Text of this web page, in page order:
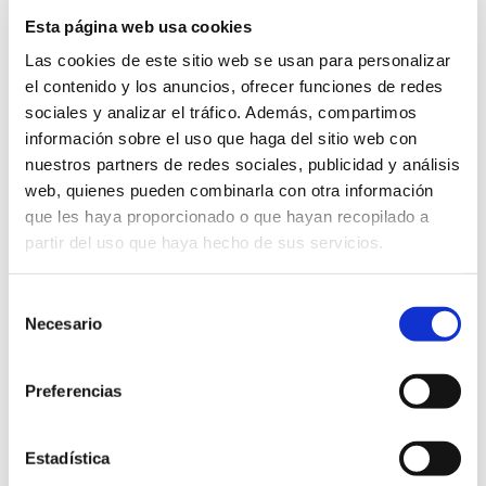
Esta página web usa cookies
Las cookies de este sitio web se usan para personalizar
el contenido y los anuncios, ofrecer funciones de redes
sociales y analizar el tráfico. Además, compartimos
información sobre el uso que haga del sitio web con
nuestros partners de redes sociales, publicidad y análisis
web, quienes pueden combinarla con otra información
que les haya proporcionado o que hayan recopilado a
partir del uso que haya hecho de sus servicios.
Necesario
Preferencias
Estadística
Estatutos y las condiciones fijadas por la Junta
Electoral.
Solicitud del voto por correo: del 22 de julio al 29
de agosto de 2025 en las oficinas del club en el
estadio de El Sadar presentando el DNI y el carnet
de socio.
Envío de la documentación electoral: los días 29 de
agosto al 1 de septiembre de 2025.
Entrega del voto emitido: entre los días 1 y 10 de